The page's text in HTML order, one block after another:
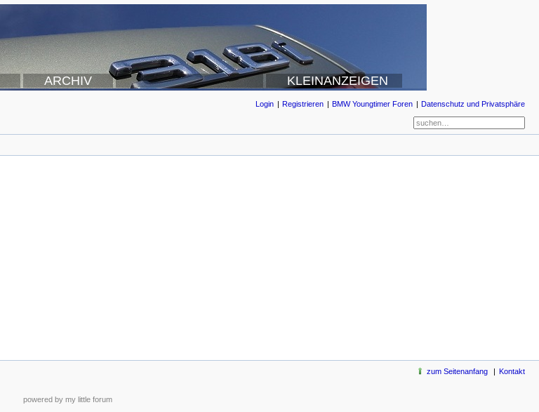
ARCHIV KLEINANZEIGEN
Login Registrieren BMW Youngtimer Foren Datenschutz und Privatsphäre
zum Seitenanfang Kontakt
powered by my little forum